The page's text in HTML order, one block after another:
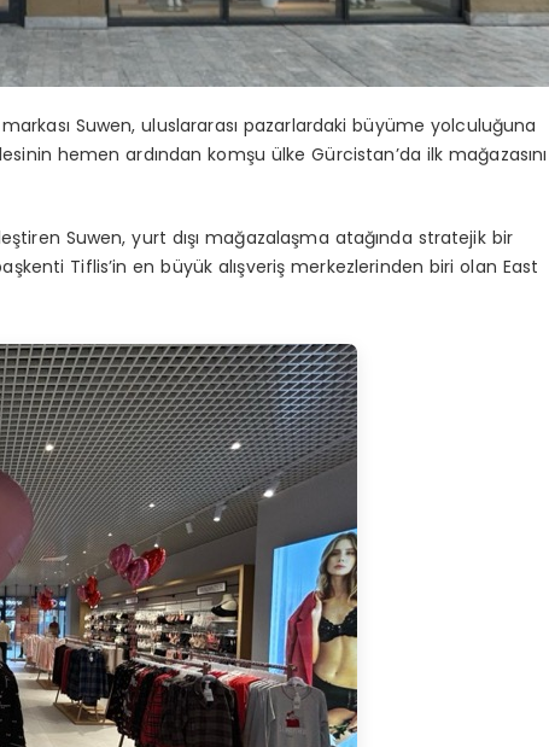
Suwen, uluslararası pazarlardaki büyüme yolculuğuna
hemen ardından komşu ülke Gürcistan’da ilk mağazasını
Suwen, yurt dışı mağazalaşma atağında stratejik bir
Tiflis’in en büyük alışveriş merkezlerinden biri olan East